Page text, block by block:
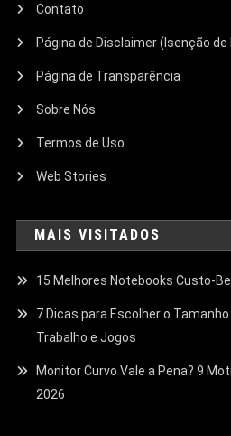
Contato
Página de Disclaimer (Isenção
Página de Transparência
Sobre Nós
Termos de Uso
Web Stories
MAIS VISITADOS
15 Melhores Notebooks Custo-
7 Dicas para Escolher o
Trabalho e Jogos
Monitor Curvo Vale a Pena? 9
2026